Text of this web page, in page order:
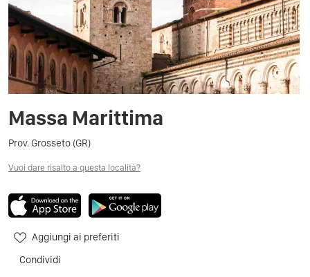
Massa Marittima
Prov. Grosseto (GR)
Vuoi dare risalto a questa località?
Aggiungi ai preferiti
Condividi